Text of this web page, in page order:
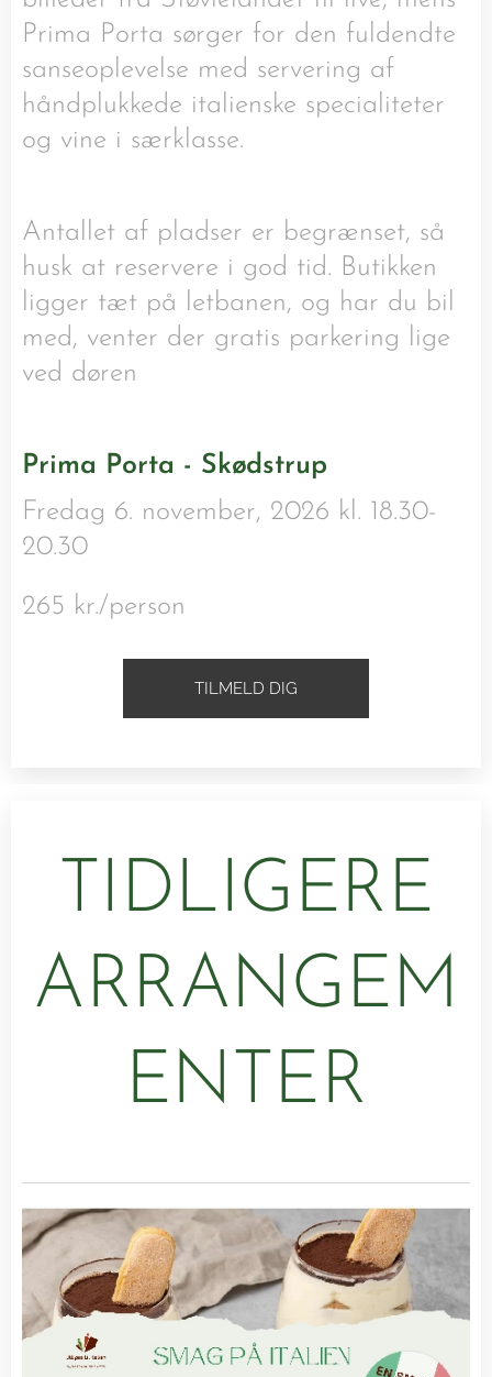
Prima Porta sørger for den fuldendte
sanseoplevelse med servering af
håndplukkede italienske specialiteter
og vine i særklasse.
Antallet af pladser er begrænset, så
husk at reservere i god tid. Butikken
ligger tæt på letbanen, og har du bil
med, venter der gratis parkering lige
ved døren
Prima Porta - Skødstrup
Fredag 6. november, 2026 kl. 18.30-
20.30
265 kr./person
TILMELD DIG
TIDLIGERE
ARRANGEM
ENTER